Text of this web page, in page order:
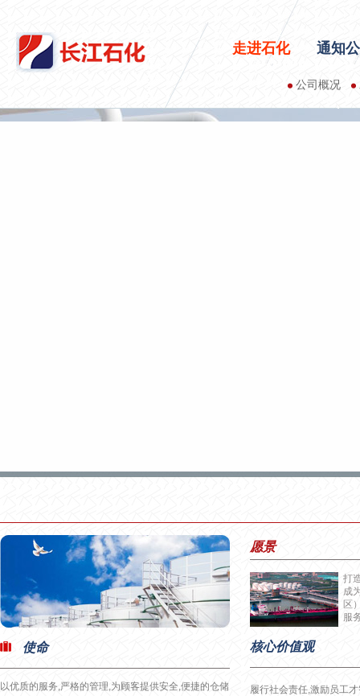
走进石化 通知
公司概况
使命
以优质的服务,严格的管理,为顾客提供安全,便捷的仓储
愿景
打
成
区
服
核心价值观
履行社会责任,激励员工